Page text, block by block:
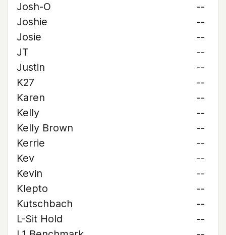
Josh-O
--
Joshie
--
Josie
--
JT
--
Justin
--
K27
--
Karen
--
Kelly
--
Kelly Brown
--
Kerrie
--
Kev
--
Kevin
--
Klepto
--
Kutschbach
--
L-Sit Hold
--